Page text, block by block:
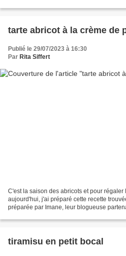
tarte abricot à la crème de
Publié le 29/07/2023 à 16:30
Par Rita Siffert
C'est la saison des abricots et pour
aujourd'hui, j'ai préparé cette recette
préparée par Imane, leur blogueuse
tiramisu en petit bocal